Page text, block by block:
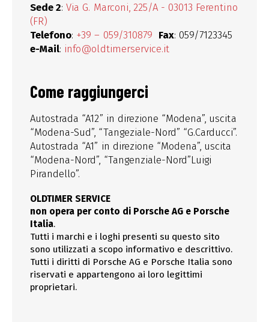
Sede 2:Via G. Marconi, 225/A - 03013 Ferentino
(FR)
Telefono: +39 – 059/310879 Fax: 059/7123345
e-Mail: info@oldtimerservice.it
Come raggiungerci
Autostrada “A12” in direzione “Modena”, uscita
“Modena-Sud”, “Tangeziale-Nord” “G.Carducci”.
Autostrada “A1” in direzione “Modena”, uscita
“Modena-Nord”, “Tangenziale-Nord”Luigi
Pirandello”.
OLDTIMER SERVICE
non opera per conto di Porsche AG e Porsche
Italia.
Tutti i marchi e i loghi presenti su questo sito
sono utilizzati a scopo informativo e descrittivo.
Tutti i diritti di Porsche AG e Porsche Italia sono
riservati e appartengono ai loro legittimi
proprietari.